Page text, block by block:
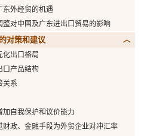
东外经贸的机遇
整对中国及广东进出口贸易的影响
对策和建议
化出口格局
口产品结构
关系
加自我保护和议价能力
财政、金融手段为外贸企业对冲汇率